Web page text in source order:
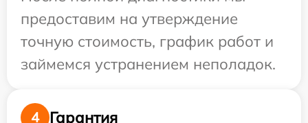
предоставим на утверждение
точную стоимость, график работ и
займемся устранением неполадок.
4 Гарантия